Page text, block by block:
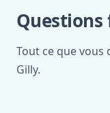
Questions
Tout ce que vous
Gilly.